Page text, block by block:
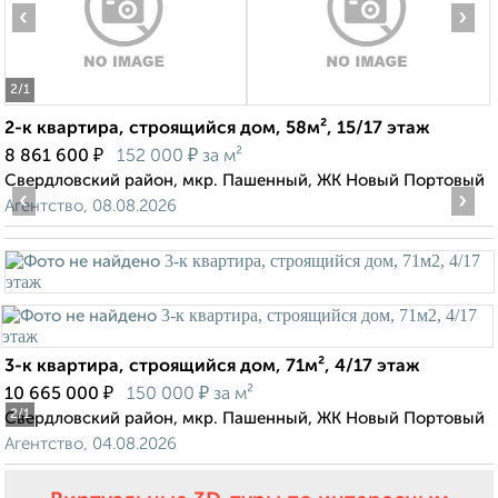
2/1
‹ ›
2-к квартира, строящийся дом, 58м², 15/17 этаж
8 861 600 ₽ 152 000 ₽ за м²
Свердловский район, мкр. Пашенный, ЖК Новый Портовый
Агентство, 08.08.2026
2/1
‹ ›
3-к квартира, строящийся дом, 71м², 4/17 этаж
10 665 000 ₽ 150 000 ₽ за м²
Свердловский район, мкр. Пашенный, ЖК Новый Портовый
Агентство, 04.08.2026